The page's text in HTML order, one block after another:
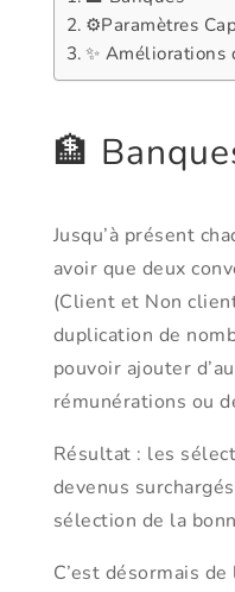
⚙️Paramètres
✨ Améliorations
🏦
Jusqu’à présent
avoir que deux
(Client et Non
duplication de
pouvoir ajouter
rémunérations ou
Résultat : les
devenus
sélection de la
C’est désormais